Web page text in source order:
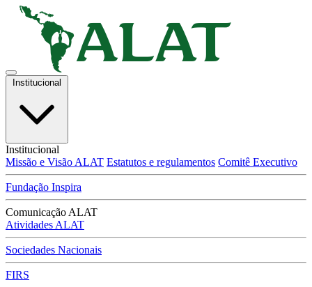
Institucional
Institucional
Missão e Visão ALAT Estatutos e regulamentos Comitê Executivo
Fundação Inspira
Comunicação ALAT
Atividades ALAT
Sociedades Nacionais
FIRS